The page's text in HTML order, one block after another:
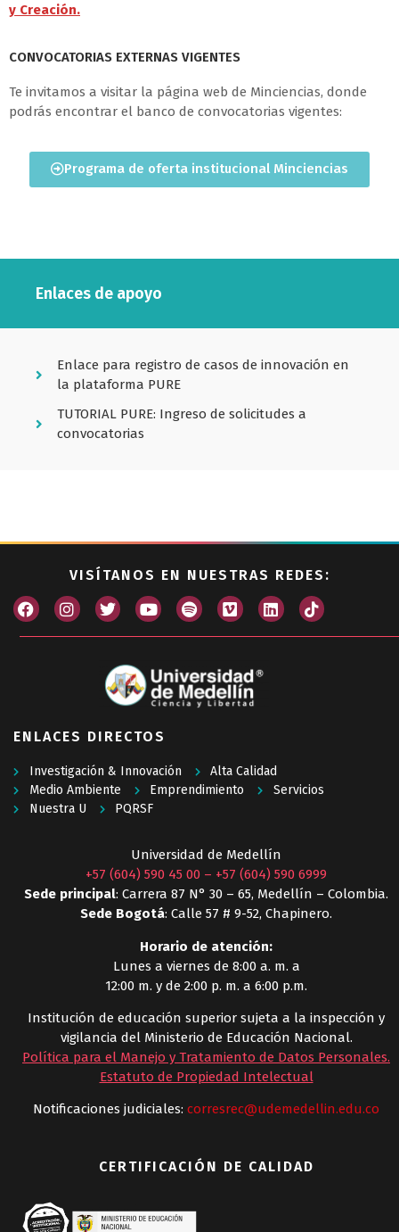
y Creación.
CONVOCATORIAS EXTERNAS VIGENTES
Te invitamos a visitar la página web de Minciencias, donde
podrás encontrar el banco de convocatorias vigentes:
Programa de oferta institucional Minciencias
Enlaces de apoyo
Enlace para registro de casos de innovación en
la plataforma PURE
TUTORIAL PURE: Ingreso de solicitudes a
convocatorias
VISÍTANOS EN NUESTRAS REDES:
ENLACES DIRECTOS
Investigación & Innovación
Alta Calidad
Medio Ambiente
Emprendimiento
Servicios
Nuestra U
PQRSF
Universidad de Medellín
+57 (604) 590 45 00 – +57 (604) 590 6999
Sede principal: Carrera 87 N° 30 – 65, Medellín – Colombia.
Sede Bogotá: Calle 57 # 9-52, Chapinero.
Horario de atención:
Lunes a viernes de 8:00 a. m. a
12:00 m. y de 2:00 p. m. a 6:00 p.m.
Institución de educación superior sujeta a la inspección y
vigilancia del Ministerio de Educación Nacional.
Política para el Manejo y Tratamiento de Datos Personales.
Estatuto de Propiedad Intelectual
Notificaciones judiciales: corresrec@udemedellin.edu.co
CERTIFICACIÓN DE CALIDAD